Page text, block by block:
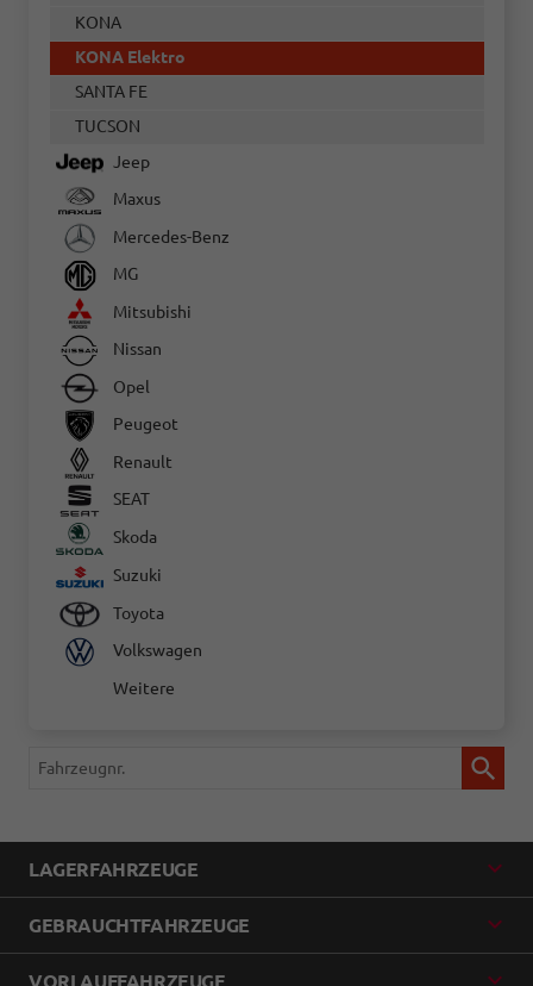
KONA
KONA Elektro
SANTA FE
TUCSON
Jeep
Maxus
Mercedes-Benz
MG
Mitsubishi
Nissan
Opel
Peugeot
Renault
SEAT
Skoda
Suzuki
Toyota
Volkswagen
Weitere
Fahrzeugnr.
LAGERFAHRZEUGE
GEBRAUCHTFAHRZEUGE
VORLAUFFAHRZEUGE